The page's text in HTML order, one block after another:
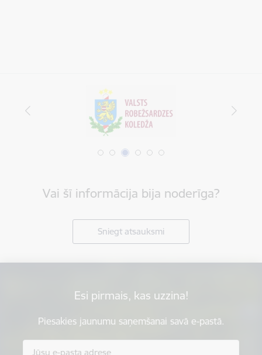
Vai šī informācija bija noderīga?
Sniegt atsauksmi
Esi pirmais, kas uzzina!
Piesakies jaunumu saņemšanai savā e-pastā.